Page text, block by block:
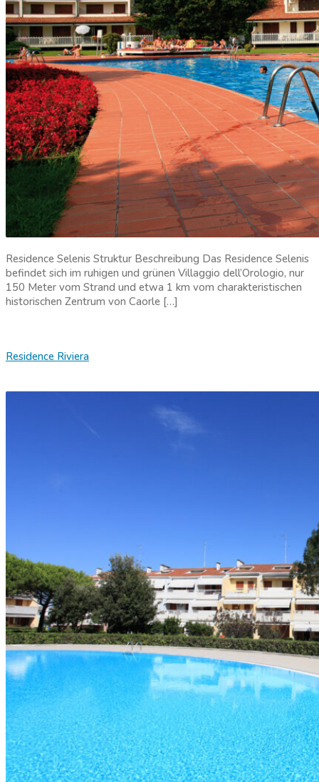
Residence Selenis Struktur Beschreibung Das Residence Selenis
befindet sich im ruhigen und grünen Villaggio dell’Orologio, nur
150 Meter vom Strand und etwa 1 km vom charakteristischen
historischen Zentrum von Caorle […]
Residence Riviera